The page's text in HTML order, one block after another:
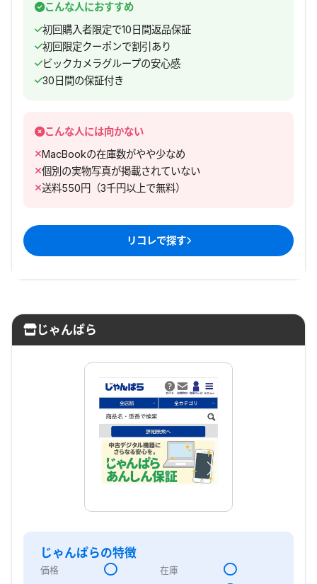
こんな人におすすめ
初回購入者限定で10日間返品保証
初回限定クーポンで割引あり
ビックカメラグループの安心感
30日間の保証付き
こんな人には向かない
MacBookの在庫数がやや少なめ
個別の実物写真が掲載されていない
送料550円（3千円以上で無料）
リコレで探す
じゃんぱら
じゃんぱらの特徴
価格
在庫